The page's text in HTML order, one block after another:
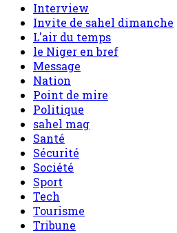
Interview
Invite de sahel dimanche
L'air du temps
le Niger en bref
Message
Nation
Point de mire
Politique
sahel mag
Santé
Sécurité
Société
Sport
Tech
Tourisme
Tribune